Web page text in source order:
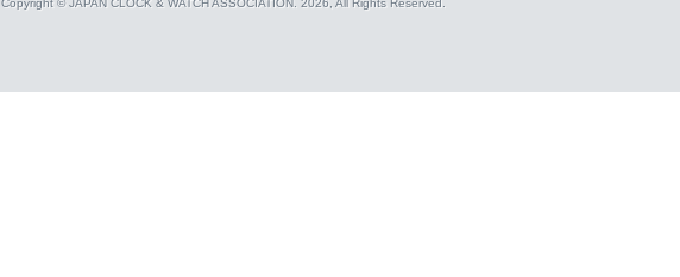
Copyright © JAPAN CLOCK & WATCH ASSOCIATION. 2026, All Rights Reserved.